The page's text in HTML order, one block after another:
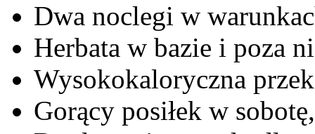
Dwa noclegi w
Herbata w bazie i poza
Wysokokaloryczna
Gorący posiłek w sobotę,